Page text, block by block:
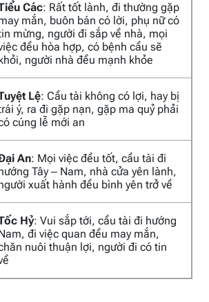
Các: Rất tốt lành, đi thường gặp
mắn, buôn bán có lời, phụ nữ có
mừng, người đi sắp về nhà, mọi
đều hòa hợp, có bệnh cầu sẽ
người nhà đều mạnh khỏe
Lệ: Cầu tài không có lợi, hay bị
ý, ra đi gặp nạn, gặp ma quỷ phải
cúng lễ mới an
An: Mọi việc đều tốt, cầu tài đi
Tây – Nam, nhà cửa yên lành,
xuất hành đều bình yên trở về
Hỷ: Vui sắp tới, cầu tài đi hướng
đi việc quan đều may mắn,
nuôi thuận lợi, người đi có tin